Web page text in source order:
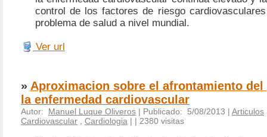
control de los factores de riesgo
problema de salud a nivel mundial.
Ver url
» Aproximacion sobre el afrontamiento del
la enfermedad cardiovascular
Autor: Manuel Luque Oliveros | Publicado: 5/08/2013 | Articulos
Cardiovascular , Cardiologia | | 2380 visitas